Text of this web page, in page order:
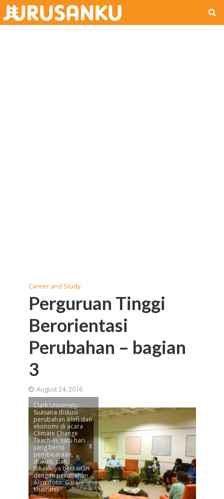
Career and Study
Perguruan Tinggi
Berorientasi
Perubahan – bagian
3
August 24, 2016
Clark University:
Suasana diskusi
perubahan iklim dan
ekonomi di acara
Climate Change
Teach-in, satu hari
yang berisi
pembicaraan,
diskusi, dan
lokakarya berkaitan
dengan perubahan
iklim (foto: Gaia
Khairani)